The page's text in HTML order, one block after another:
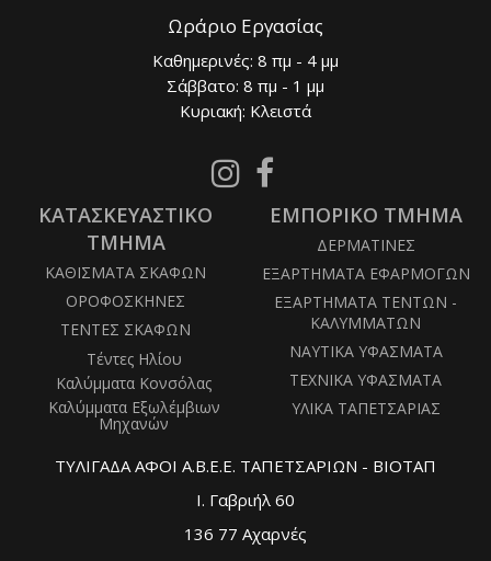
Ωράριο Εργασίας
Καθημερινές: 8 πμ - 4 μμ
Σάββατο: 8 πμ - 1 μμ
Κυριακή: Κλειστά
Follow
on
Facebook
ΚΑΤΑΣΚΕΥΑΣΤΙΚΟ
ΤΜΗΜΑ
ΚΑΘΙΣΜΑΤΑ ΣΚΑΦΩΝ
ΟΡΟΦΟΣΚΗΝΕΣ
ΤΕΝΤΕΣ ΣΚΑΦΩΝ
Τέντες Ηλίου
Καλύμματα Κονσόλας
Καλύμματα Εξωλέμβιων
Μηχανών
ΕΜΠΟΡΙΚΟ ΤΜΗΜΑ
ΔΕΡΜΑΤΙΝΕΣ
ΕΞΑΡΤΗΜΑΤΑ ΕΦΑΡΜΟΓΩΝ
ΕΞΑΡΤΗΜΑΤΑ ΤΕΝΤΩΝ -
ΚΑΛΥΜΜΑΤΩΝ
ΝΑΥΤΙΚΑ ΥΦΑΣΜΑΤΑ
ΤΕΧΝΙΚΑ ΥΦΑΣΜΑΤΑ
ΥΛΙΚΑ ΤΑΠΕΤΣΑΡΙΑΣ
ΤΥΛΙΓΑΔΑ ΑΦΟΙ Α.Β.Ε.Ε. ΤΑΠΕΤΣΑΡΙΩΝ - ΒΙΟΤΑΠ
Ι. Γαβριήλ 60
136 77 Αχαρνές